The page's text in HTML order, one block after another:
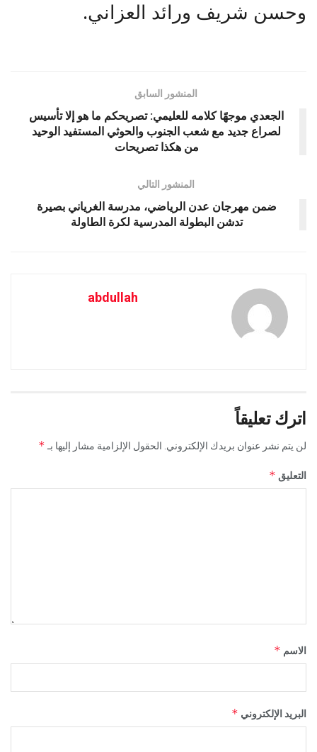
وحسن شريف ورائد العزاني.
المنشور السابق
الجعدي موجهًا كلامه للعليمي: تصريحكم ما هو إلا تأسيس
لصراع جديد مع شعب الجنوب والحوثي المستفيد الوحيد
من هكذا تصريحات
المنشور التالي
ضمن مهرجان عدن الرياضي، مدرسة الغرياني بصيرة
تدشن البطولة المدرسية لكرة الطاولة
abdullah
اترك تعليقاً
لن يتم نشر عنوان بريدك الإلكتروني. الحقول الإلزامية مشار إليها بـ*
التعليق*
الاسم*
البريد الإلكتروني*